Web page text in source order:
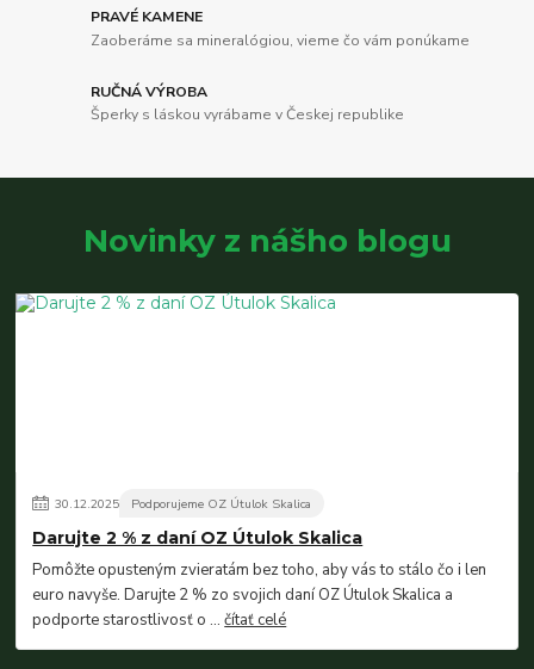
PRAVÉ KAMENE
Zaoberáme sa mineralógiou, vieme čo vám ponúkame
RUČNÁ VÝROBA
Šperky s láskou vyrábame v Českej republike
Novinky z nášho blogu
30.12.2025 Podporujeme OZ Útulok Skalica
Darujte 2 % z daní OZ Útulok Skalica
Pomôžte opusteným zvieratám bez toho, aby vás to stálo čo i len
euro navyše. Darujte 2 % zo svojich daní OZ Útulok Skalica a
podporte starostlivosť o ...čítať celé